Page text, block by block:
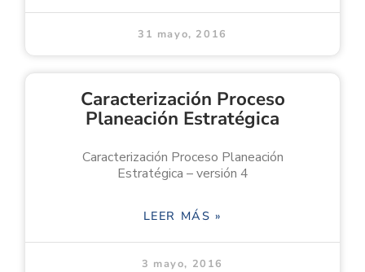
31 mayo, 2016
Caracterización Proceso
Planeación Estratégica
Caracterización Proceso Planeación
Estratégica – versión 4
LEER MÁS »
3 mayo, 2016